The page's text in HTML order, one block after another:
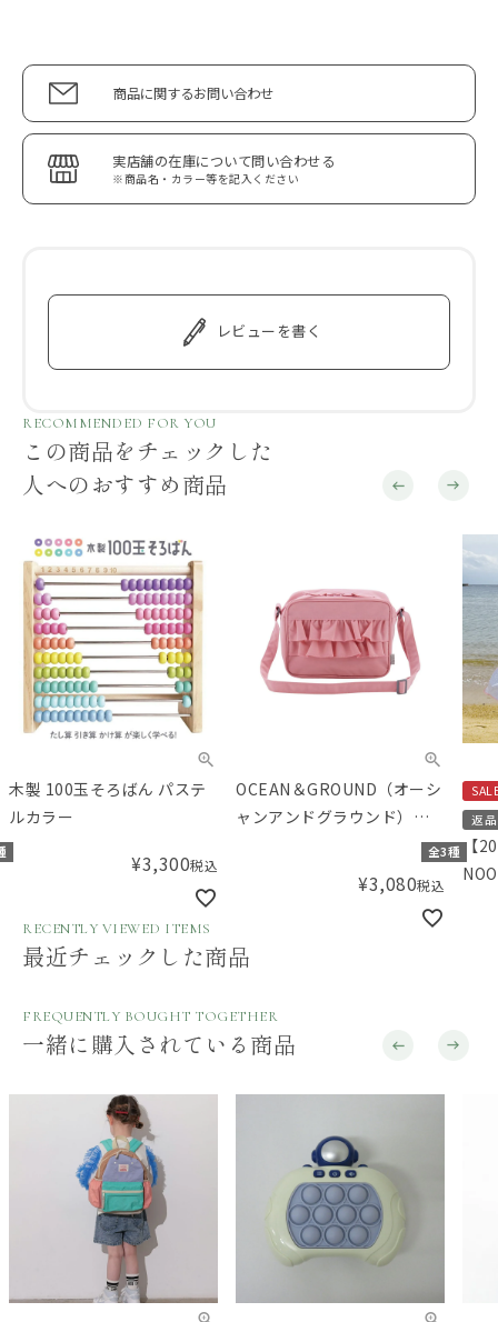
商品に関するお問い合わせ
実店舗の在庫について問い合わせる
※商品名・カラー等を記入ください
レビューを書く
RECOMMENDED FOR YOU
この商品をチェックした
人へのおすすめ商品
木製 100玉そろばん パステ
ルカラー
¥3,300税込
OCEAN＆GROUND（オーシ
ャンアンドグラウンド）
全3種
¥3,080税込
返
【
RECENTLY VIEWED ITEMS
最近チェックした商品
FREQUENTLY BOUGHT TOGETHER
一緒に購入されている商品